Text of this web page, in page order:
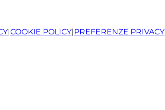
|COOKIE POLICY|PREFERENZE PRIVACY